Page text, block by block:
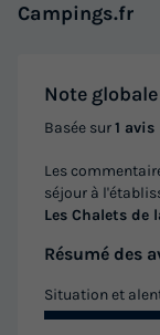
Campings.fr
Note globale
Basée sur1 avis
Les
séjour à
Les Chalets de
Résumé des
Situation et